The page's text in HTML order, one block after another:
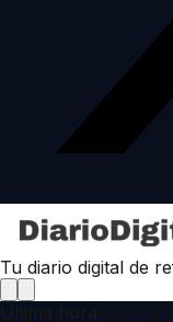
Tu diario digital de